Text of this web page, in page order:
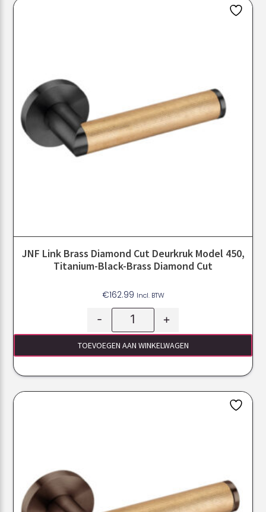
JNF Link Brass Diamond Cut Deurkruk Model 450,
Titanium-Black-Brass Diamond Cut
€162.99 Incl. BTW
- +
TOEVOEGEN AAN WINKELWAGEN